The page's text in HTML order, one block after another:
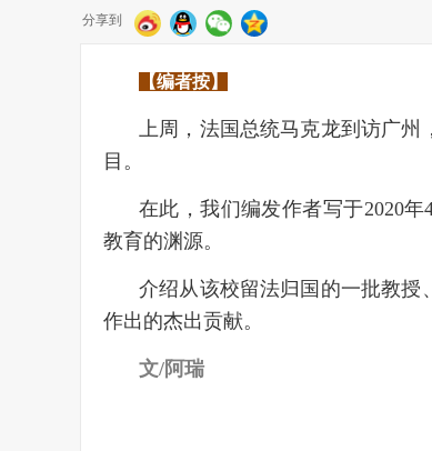
分享到
【编者按】
上周，法国总统马克龙到访广州
目。
在此，我们编发作者写于2020
教育的渊源。
介绍从该校留法归国的一批教授
作出的杰出贡献。
文/阿瑞